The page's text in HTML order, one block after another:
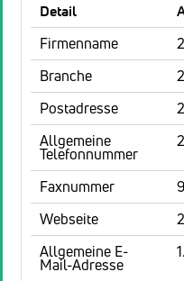
Detail
Firmenname
Branche
Postadresse
Allgemeine
Telefonnummer
Faxnummer
Webseite
Allgemeine E-
Mail-Adresse